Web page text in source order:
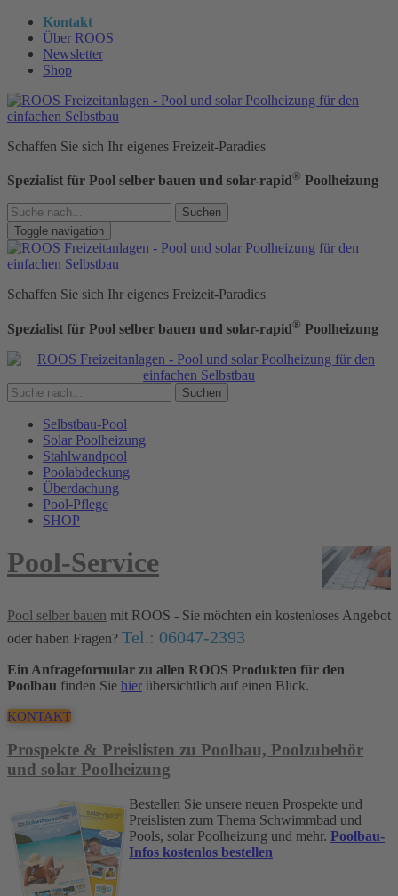
Kontakt
Über ROOS
Newsletter
Shop
Schaffen Sie sich Ihr eigenes Freizeit-Paradies
Spezialist für Pool selber bauen und solar-rapid® Poolheizung
Suchen
Toggle navigation
Schaffen Sie sich Ihr eigenes Freizeit-Paradies
Spezialist für Pool selber bauen und solar-rapid® Poolheizung
Suchen
Selbstbau-Pool
Solar Poolheizung
Stahlwandpool
Poolabdeckung
Überdachung
Pool-Pflege
SHOP
Pool-Service
Pool selber bauen mit ROOS - Sie möchten ein kostenloses Angebot
oder haben Fragen? Tel.: 06047-2393
Ein Anfrageformular zu allen ROOS Produkten für den
Poolbau finden Sie hier übersichtlich auf einen Blick.
KONTAKT
Prospekte & Preislisten zu Poolbau, Poolzubehör
und solar Poolheizung
Bestellen Sie unsere neuen Prospekte und
Preislisten zum Thema Schwimmbad und
Pools, solar Poolheizung und mehr. Poolbau-
Infos kostenlos bestellen